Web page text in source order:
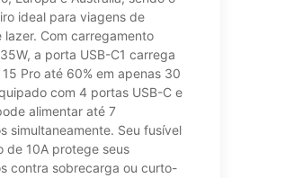
ideal para viagens de
lazer. Com carregamento
a porta USB-C1 carrega
15 Pro até 60% em apenas 30
com 4 portas USB-C e
alimentar até 7
simultaneamente. Seu fusível
de 10A protege seus
contra sobrecarga ou curto-